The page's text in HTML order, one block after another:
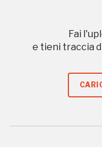
Fai
e tieni traccia
Gratis